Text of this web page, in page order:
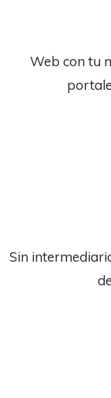
Web con tu
Sin